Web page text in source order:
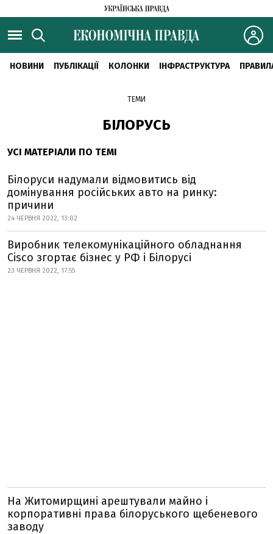
НОВИНИ ПУБЛІКАЦІЇ КОЛОНКИ ІНФРАСТРУКТУРА
ТЕМИ
БІЛОРУСЬ
УСІ МАТЕРІАЛИ ПО ТЕМІ
Білоруси надумали відмовитись від
домінування російських авто на ринку:
причини
24 ЧЕРВНЯ 2022, 13:02
Виробник телекомунікаційного обладнання
Cisco згортає бізнес у РФ і Білорусі
23 ЧЕРВНЯ 2022, 17:55
На Житомирщині арештували майно і
корпоративні права білоруського щебеневого
заводу